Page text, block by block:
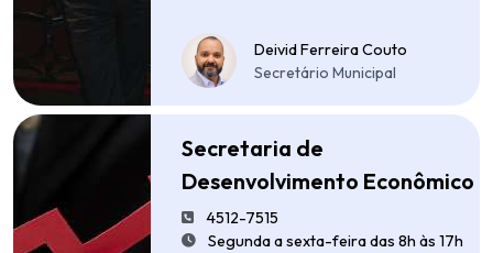
Deivid Ferreira Couto
Secretário Municipal
Secretaria de
Desenvolvimento Econômico
4512-7515
Segunda a sexta-feira das 8h às 17h